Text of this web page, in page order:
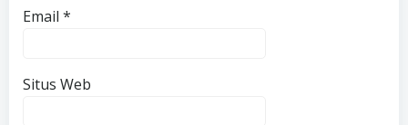
Email *
Situs Web